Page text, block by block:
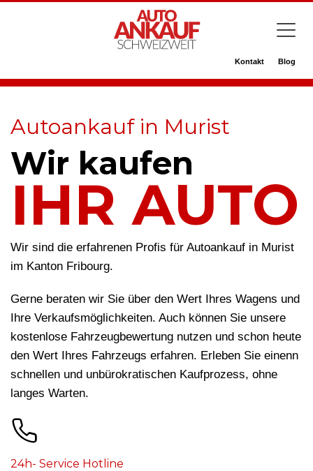
Kontakt Blog
Autoankauf in Murist
Wir kaufen
IHR AUTO
Wir sind die erfahrenen Profis für Autoankauf in Murist
im Kanton Fribourg.
Gerne beraten wir Sie über den Wert Ihres Wagens und
Ihre Verkaufsmöglichkeiten. Auch können Sie unsere
kostenlose Fahrzeugbewertung nutzen und schon heute
den Wert Ihres Fahrzeugs erfahren. Erleben Sie einenn
schnellen und unbürokratischen Kaufprozess, ohne
langes Warten.
24h- Service Hotline